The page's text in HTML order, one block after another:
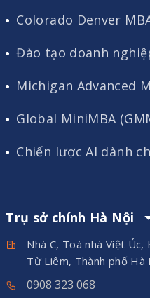
Colorado Denver
Đào tạo doanh
Michigan Advanced
Global MiniMBA
Chiến lược AI dành
Trụ sở chính Hà Nội
Nhà C, Toà nhà Việt
Từ Liêm, Thành phố Hà
0908 323 068